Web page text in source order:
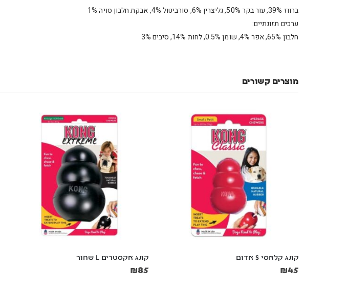
ברווז 39%, עור בקר 50%, גליצרין 6%, סורביטול 4%, אבקת חלבון סויה 1%
ערכים תזונתיים:
חלבון 65%, אפר 4%, שומן 0.5%, לחות 14%, סיבים 3%
מוצרים קשורים
קונג קלאסי S אדום
₪45
קונג אקסטרים L שחור
₪85